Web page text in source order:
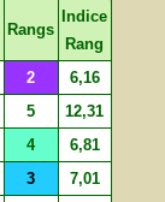
Rangs
Indice
Rang
2 6,16
5 12,31
4 6,81
3 7,01